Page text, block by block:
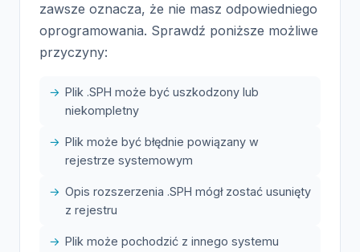
zawsze oznacza, że nie masz odpowiedniego
oprogramowania. Sprawdź poniższe możliwe
przyczyny:
Plik .SPH może być uszkodzony lub
niekompletny
Plik może być błędnie powiązany w
rejestrze systemowym
Opis rozszerzenia .SPH mógł zostać usunięty
z rejestru
Plik może pochodzić z innego systemu